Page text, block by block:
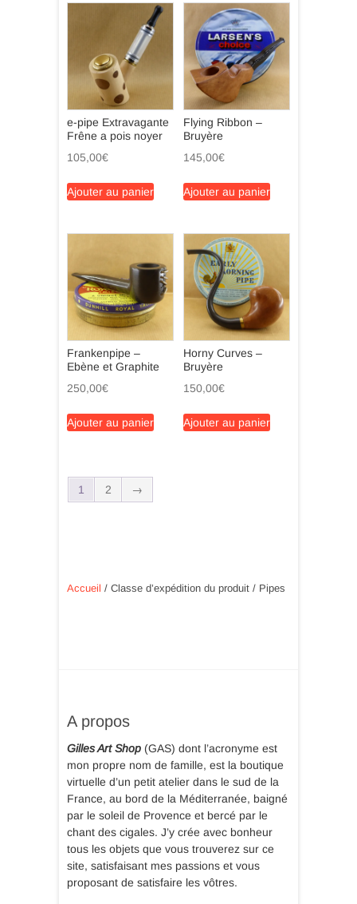
e-pipe Extravagante
Frêne a pois noyer
105,00€
Ajouter au panier
Flying Ribbon –
Bruyère
145,00€
Ajouter au panier
Frankenpipe –
Ebène et Graphite
250,00€
Ajouter au panier
Horny Curves –
Bruyère
150,00€
Ajouter au panier
1 2 →
Accueil / Classe d’expédition du produit / Pipes
A propos
Gilles Art Shop (GAS) dont l’acronyme est
mon propre nom de famille, est la boutique
virtuelle d’un petit atelier dans le sud de la
France, au bord de la Méditerranée, baigné
par le soleil de Provence et bercé par le
chant des cigales. J’y crée avec bonheur
tous les objets que vous trouverez sur ce
site, satisfaisant mes passions et vous
proposant de satisfaire les vôtres.